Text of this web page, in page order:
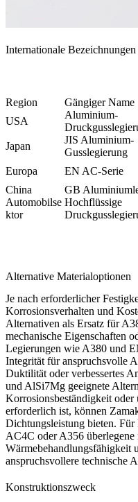
Internationale
Region Gängiger Name
USA
Aluminium-
Japan
JIS Aluminium-
Gusslegierung
Europa EN AC-Serie
China
GB
Automobilse
ktor
Hochflüssige
Alternative Materialoptionen
Je nach erforderlicher
Korrosionsverhalten und
Alternativen als Ersatz für
mechanische Eigenschaften
Legierungen wieA380 und
Integrität für anspruchsvolle
Duktilität oder verbessertes
undAlSi7Mg geeignete
Korrosionsbeständigkeit
erforderlich ist, können
Dichtungsleistung bieten.
AC4C oderA356
Wärmebehandlungsfähigkeit
anspruchsvollere technische
Konstruktionszweck